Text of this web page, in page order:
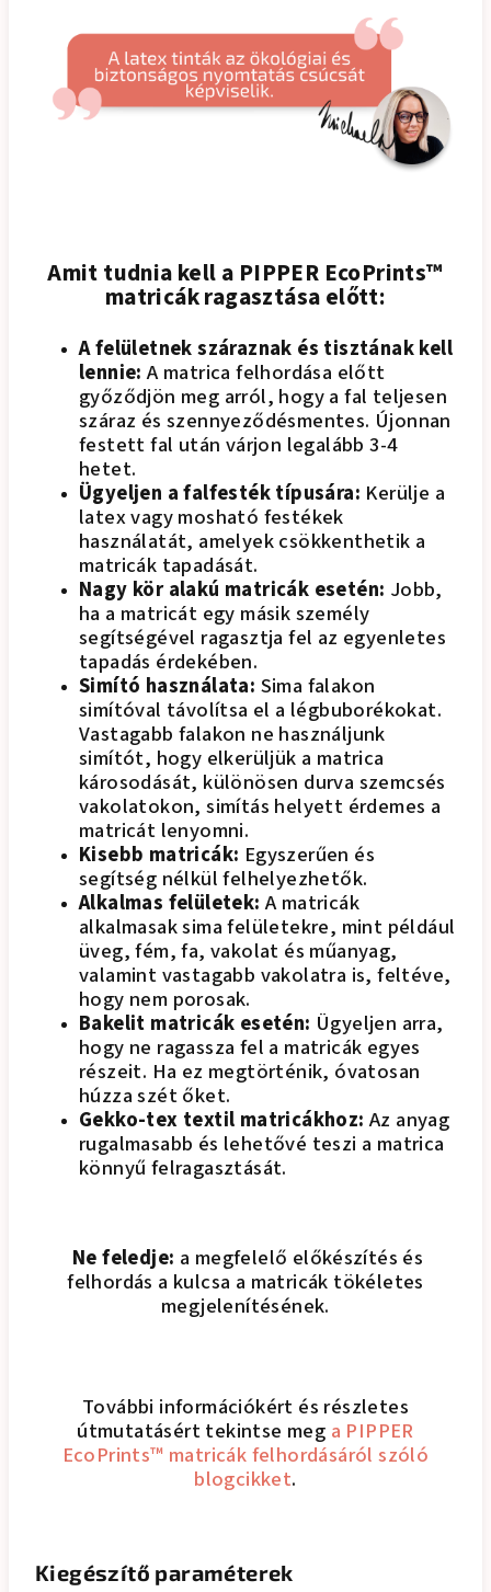
Amit tudnia kell a PIPPER EcoPrints™
matricák ragasztása előtt:
A felületnek száraznak és tisztának kell
lennie:A matrica felhordása előtt
győződjön meg arról, hogy a fal teljesen
száraz és szennyeződésmentes. Újonnan
festett fal után várjon legalább 3-4
hetet.
Ügyeljen a falfesték típusára: Kerülje a
latex vagy mosható festékek
használatát, amelyek csökkenthetik a
matricák tapadását.
Nagy kör alakú matricák esetén: Jobb,
ha a matricát egy másik személy
segítségével ragasztja fel az egyenletes
tapadás érdekében.
Simító használata: Sima falakon
simítóval távolítsa el a légbuborékokat.
Vastagabb falakon ne használjunk
simítót, hogy elkerüljük a matrica
károsodását, különösen durva szemcsés
vakolatokon, simítás helyett érdemes a
matricát lenyomni.
Kisebb matricák: Egyszerűen és
segítség nélkül felhelyezhetők.
Alkalmas felületek:A matricák
alkalmasak sima felületekre, mint például
üveg, fém, fa, vakolat és műanyag,
valamint vastagabb vakolatra is, feltéve,
hogy nem porosak.
Bakelit matricák esetén: Ügyeljen arra,
hogy ne ragassza fel a matricák egyes
részeit. Ha ez megtörténik, óvatosan
húzza szét őket.
Gekko-tex textil matricákhoz:Az anyag
rugalmasabb és lehetővé teszi a matrica
könnyű felragasztását.
Ne feledje: a megfelelő előkészítés és
felhordás a kulcsa a matricák tökéletes
megjelenítésének.
További információkért és részletes
útmutatásért tekintse meg a PIPPER
EcoPrints™ matricák felhordásáról szóló
blogcikket.
Kiegészítő paraméterek